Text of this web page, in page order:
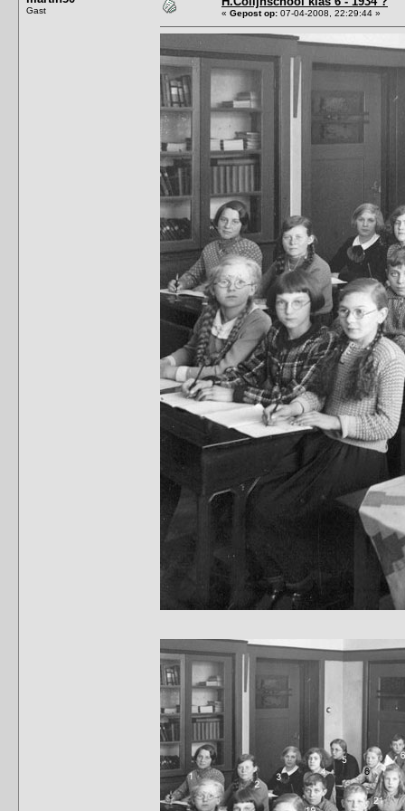
Gast « Gepost op: 07-04-2008, 22:29:44 »